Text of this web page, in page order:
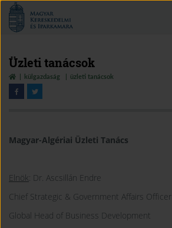
Magyar
Kereskedelmi
és
Üzleti tanácsok
külgazdaság üzleti tanácsok
Magyar-Algériai Üzleti Tanács
Elnök: Dr. Ascsillán Endre
Chief Strategic & Government Affairs Officer
Global Head of Business Development